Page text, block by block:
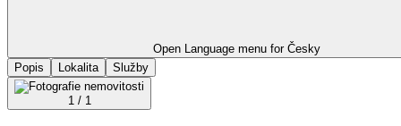
Open Language menu for Česky
Popis
Lokalita Služby
1 / 1